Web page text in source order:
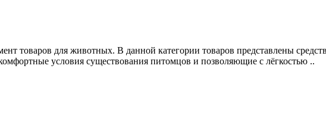
товаров для животных. В данной категории товаров представлены
условия существования питомцов и позволяющие с лёгкостью ..